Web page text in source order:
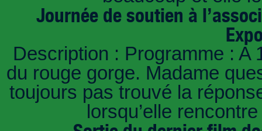
Journée de soutien à
Description : Programme : A
du rouge gorge. Madame
toujours pas trouvé la
lorsqu’elle